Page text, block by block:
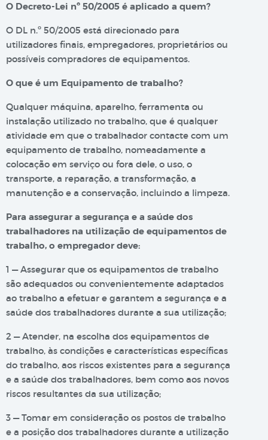
O Decreto-Lei nº 50/2005 é aplicado a quem?
O DL n.º 50/2005 está direcionado para
utilizadores finais, empregadores, proprietários ou
possíveis compradores de equipamentos.
O que é um Equipamento de trabalho?
Qualquer máquina, aparelho, ferramenta ou
instalação utilizado no trabalho, que é qualquer
atividade em que o trabalhador contacte com um
equipamento de trabalho, nomeadamente a
colocação em serviço ou fora dele, o uso, o
transporte, a reparação, a transformação, a
manutenção e a conservação, incluindo a limpeza.
Para assegurar a segurança e a saúde dos
trabalhadores na utilização de equipamentos de
trabalho, o empregador deve:
1 — Assegurar que os equipamentos de trabalho
são adequados ou convenientemente adaptados
ao trabalho a efetuar e garantem a segurança e a
saúde dos trabalhadores durante a sua utilização;
2 — Atender, na escolha dos equipamentos de
trabalho, às condições e características específicas
do trabalho, aos riscos existentes para a segurança
e a saúde dos trabalhadores, bem como aos novos
riscos resultantes da sua utilização;
3 — Tomar em consideração os postos de trabalho
e a posição dos trabalhadores durante a utilização